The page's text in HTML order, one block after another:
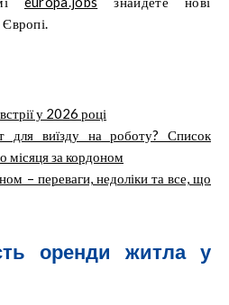
у 2026 році
для виїзду на роботу? Список
місяця за кордоном
– переваги, недоліки та все, що
оренди житла у